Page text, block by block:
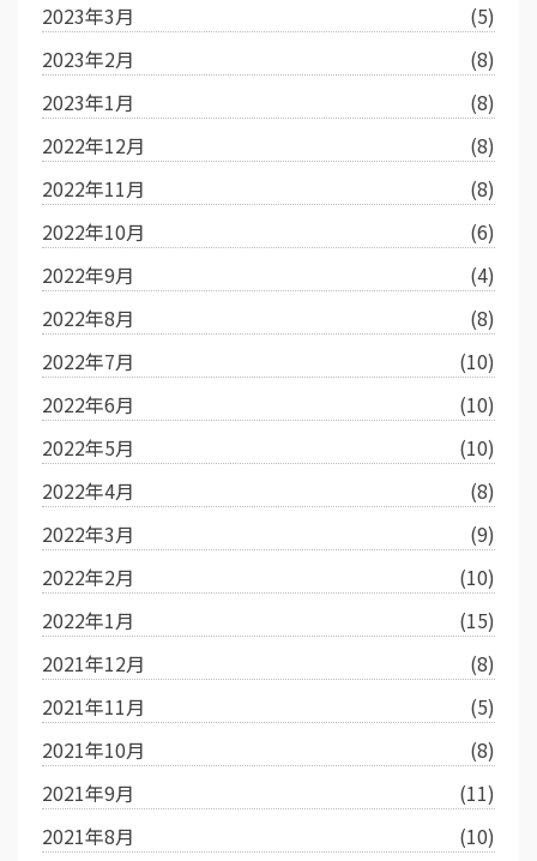
2023年3月
(5)
2023年2月
(8)
2023年1月
(8)
2022年12月
(8)
2022年11月
(8)
2022年10月
(6)
2022年9月
(4)
2022年8月
(8)
2022年7月
(10)
2022年6月
(10)
2022年5月
(10)
2022年4月
(8)
2022年3月
(9)
2022年2月
(10)
2022年1月
(15)
2021年12月
(8)
2021年11月
(5)
2021年10月
(8)
2021年9月
(11)
2021年8月
(10)